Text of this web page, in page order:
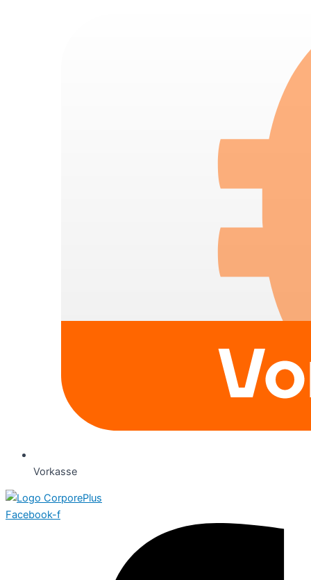
Vorkasse
Facebook-f